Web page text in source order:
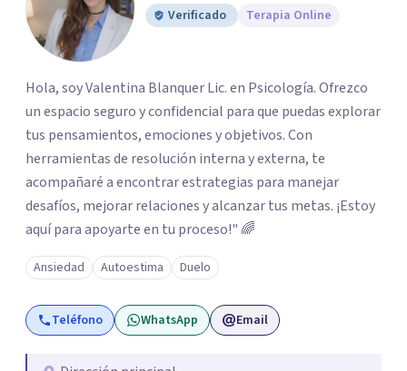
Verificado Terapia Online
Hola, soy Valentina Blanquer Lic. en Psicología. Ofrezco
un espacio seguro y confidencial para que puedas explorar
tus pensamientos, emociones y objetivos. Con
herramientas de resolución interna y externa, te
acompañaré a encontrar estrategias para manejar
desafíos, mejorar relaciones y alcanzar tus metas. ¡Estoy
aquí para apoyarte en tu proceso!" 🌈
Ansiedad Autoestima Duelo
Teléfono WhatsApp Email